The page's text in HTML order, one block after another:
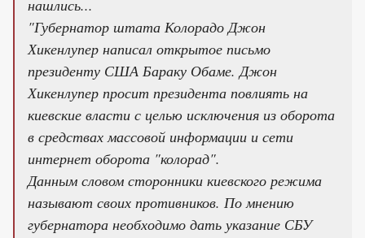
нашлись...
"Губернатор штата Колорадо Джон
Хикенлупер написал открытое письмо
президенту США Бараку Обаме. Джон
Хикенлупер просит президента повлиять на
киевские власти с целью исключения из оборота
в средствах массовой информации и сети
интернет оборота "колорад".
Данным словом сторонники киевского режима
называют своих противников. По мнению
губернатора необходимо дать указание СБУ